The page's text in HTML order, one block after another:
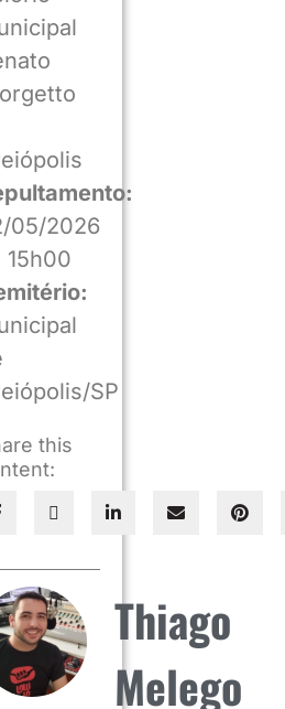
05/2026
15h00
SP
this
Thiago
Melego